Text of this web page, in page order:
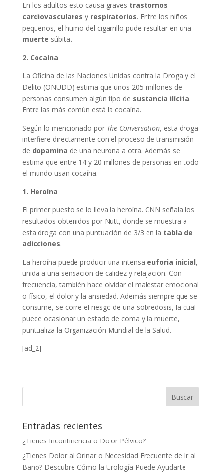
En los adultos esto causa graves trastornos
cardiovasculares y respiratorios. Entre los niños
pequeños, el humo del cigarrillo pude resultar en una
muerte súbita.
2. Cocaína
La Oficina de las Naciones Unidas contra la Droga y el
Delito (ONUDD) estima que unos 205 millones de
personas consumen algún tipo de sustancia ilícita.
Entre las más común está la cocaína.
Según lo mencionado por The Conversation, esta droga
interfiere directamente con el proceso de transmisión
de dopamina de una neurona a otra. Además se
estima que entre 14 y 20 millones de personas en todo
el mundo usan cocaína.
1. Heroína
El primer puesto se lo lleva la heroína. CNN señala los
resultados obtenidos por Nutt, donde se muestra a
esta droga con una puntuación de 3/3 en la tabla de
adicciones.
La heroína puede producir una intensa euforia inicial,
unida a una sensación de calidez y relajación. Con
frecuencia, también hace olvidar el malestar emocional
o físico, el dolor y la ansiedad. Además siempre que se
consume, se corre el riesgo de una sobredosis, la cual
puede ocasionar un estado de coma y la muerte,
puntualiza la Organización Mundial de la Salud.
[ad_2]
Entradas recientes
¿Tienes Incontinencia o Dolor Pélvico?
¿Tienes Dolor al Orinar o Necesidad Frecuente de Ir al
Baño? Descubre Cómo la Urología Puede Ayudarte